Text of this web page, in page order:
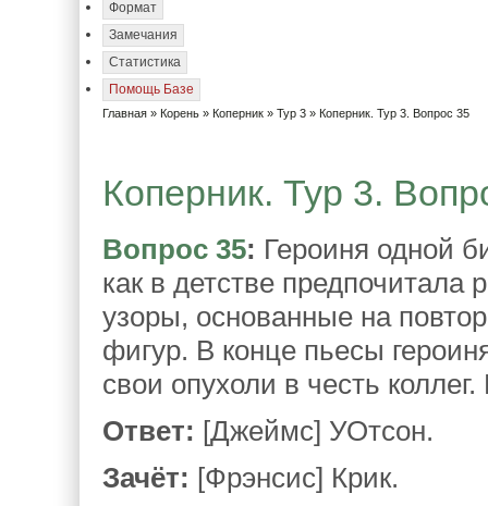
Формат
Замечания
Статистика
Помощь Базе
Главная » Корень » Коперник » Тур 3 » Коперник. Тур 3. Вопрос 35
Коперник. Тур 3.
Вопрос 35: Героиня одной
как в детстве
узоры, основанные на
фигур. В конце пьесы
свои опухоли в честь
Ответ: [Джеймс] УОтсон.
Зачёт: [Фрэнсис] Крик.